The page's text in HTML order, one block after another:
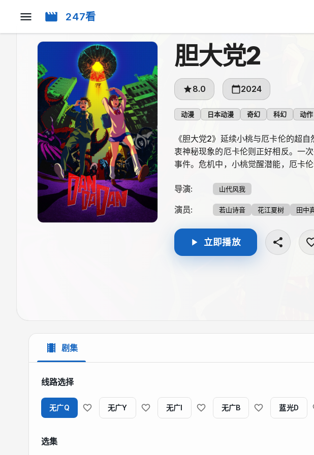
247看
胆大党2
8.0 2024
动漫 日本动漫 奇幻 科幻 动作
《胆大党2》延续小桃与厄卡伦的超
衷神秘现象的厄卡伦则正好相反。一
事件。危机中，小桃觉醒潜能，厄卡
导演: 山代风我
演员: 若山诗音 花江夏树 田中
立即播放
剧集
线路选择
无广Q 无广Y 无广I 无广B 蓝光D
选集